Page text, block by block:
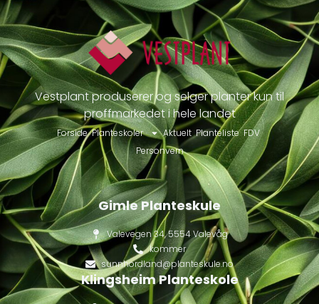
Vestplant produserer og selger planter kun til
proffmarkedet i hele landet
Forside Planteskoler Aktuelt Planteliste FDV
Personvern
Gimle Planteskule
Valevegen 34, 5554 Valevåg
kommer
sunnhordland@planteskule.no
Klingsheim Planteskole